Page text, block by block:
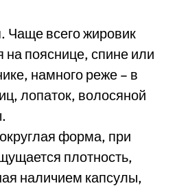
Чаще всего жировик
пояснице, спине или
намного реже – в
лопаток, волосяной
форма, при
плотность,
наличием капсулы,